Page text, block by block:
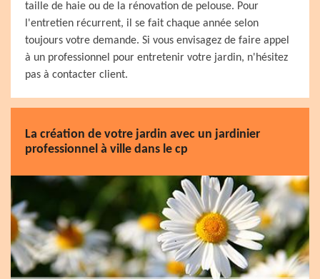
taille de haie ou de la rénovation de pelouse. Pour
l'entretien récurrent, il se fait chaque année selon
toujours votre demande. Si vous envisagez de faire appel
à un professionnel pour entretenir votre jardin, n'hésitez
pas à contacter client.
La création de votre jardin avec un jardinier
professionnel à ville dans le cp